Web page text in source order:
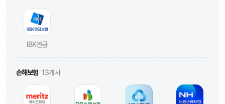
IBK연금
손해보험 13개사